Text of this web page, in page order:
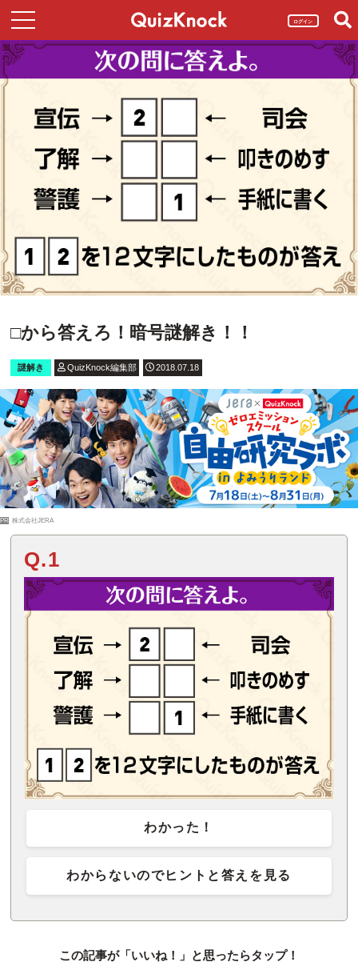
ログイン
□から答えろ！暗号謎解き！！
謎解き QuizKnock編集部 2018.07.18
PR 株式会社JERA
Q.1
わかった！
わからないのでヒントと答えを見る
この記事が「いいね！」と思ったらタップ！